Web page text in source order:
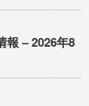
報 – 2026年8